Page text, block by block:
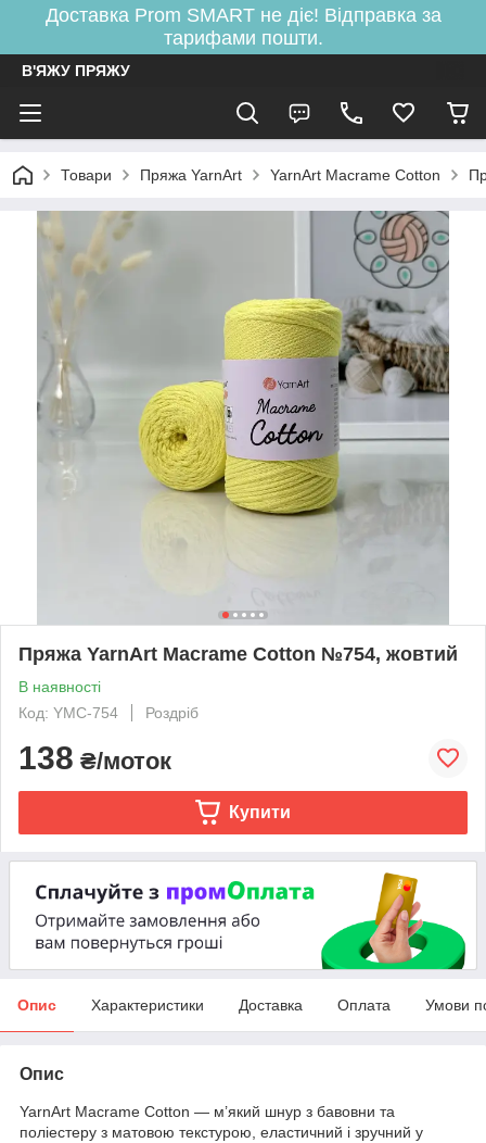
Доставка Prom SMART не діє! Відправка за
тарифами пошти.
В'ЯЖУ ПРЯЖУ
Товари Пряжа YarnArt YarnArt Macrame Cotton
Пряжа YarnArt Macrame Cotton №754, жовтий
В наявності
Код: YMC-754
Роздріб
138 ₴/моток
Купити
Опис Характеристики Доставка Оплата Умови
Опис
YarnArt Macrame Cotton — м’який шнур з бавовни та
поліестеру з матовою текстурою, еластичний і зручний у